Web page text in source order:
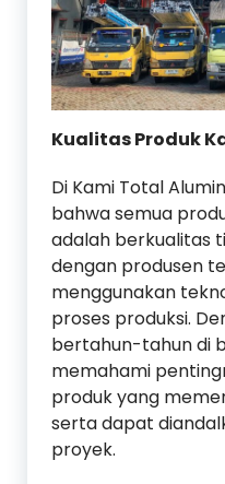
Kualitas Produk
Di Kami Total
bahwa semua
adalah berkualitas
dengan produsen
menggunakan
proses produksi.
bertahun-tahun di
memahami
produk yang
serta dapat
proyek.